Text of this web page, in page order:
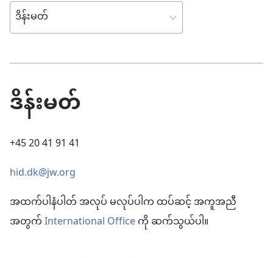
ဒိန်းမတ်
+45 20 41 91 41
hid.dk@jw.org
အထက်ပါနံပါတ် အလုပ် မလုပ်ပါက ထပ်ဆင့် အကူအညီ
အတွက်International Officeကို ဆက်သွယ်ပါ။